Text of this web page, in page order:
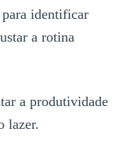
para identificar
a rotina
a produtividade
lazer.